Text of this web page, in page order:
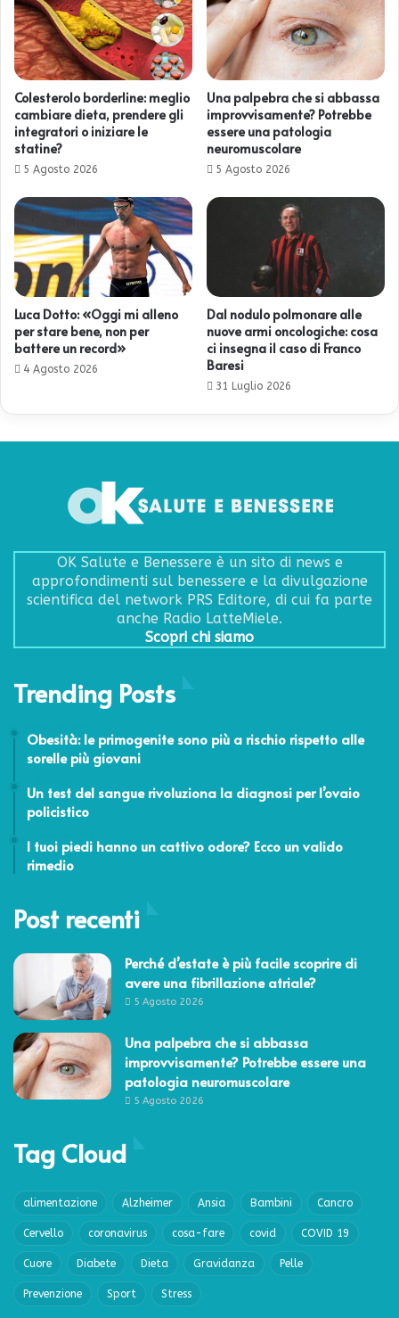
Colesterolo borderline: meglio
cambiare dieta, prendere gli
integratori o iniziare le
statine?
5 Agosto 2026
Una palpebra che si abbassa
improvvisamente? Potrebbe
essere una patologia
neuromuscolare
5 Agosto 2026
Luca Dotto: «Oggi mi alleno
per stare bene, non per
battere un record»
4 Agosto 2026
Dal nodulo polmonare alle
nuove armi oncologiche: cosa
ci insegna il caso di Franco
Baresi
31 Luglio 2026
OK Salute e Benessere è un sito di news e
approfondimenti sul benessere e la divulgazione
scientifica del network PRS Editore, di cui fa parte
anche Radio LatteMiele.
Scopri chi siamo
Trending Posts
Obesità: le primogenite sono più a rischio rispetto alle
sorelle più giovani
Un test del sangue rivoluziona la diagnosi per l’ovaio
policistico
I tuoi piedi hanno un cattivo odore? Ecco un valido
rimedio
Post recenti
Perché d’estate è più facile scoprire di
avere una fibrillazione atriale?
5 Agosto 2026
Una palpebra che si abbassa
improvvisamente? Potrebbe essere una
patologia neuromuscolare
5 Agosto 2026
Tag Cloud
alimentazione Alzheimer Ansia Bambini Cancro
Cervello coronavirus cosa-fare covid COVID 19
Cuore Diabete Dieta Gravidanza Pelle
Prevenzione Sport Stress